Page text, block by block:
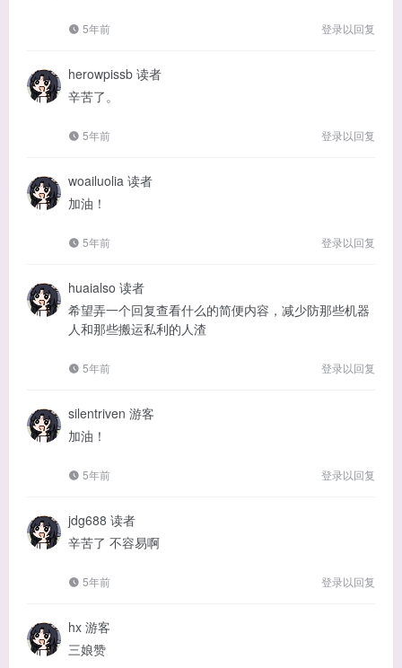
5年前 登录以回复
herowpissb 读者
辛苦了。
5年前 登录以回复
woailuolia 读者
加油！
5年前 登录以回复
huaialso 读者
希望弄一个回复查看什么的简便内容，减少防那些机器
人和那些搬运私利的人渣
5年前 登录以回复
silentriven 游客
加油！
5年前 登录以回复
jdg688 读者
辛苦了 不容易啊
5年前 登录以回复
hx 游客
三娘赞